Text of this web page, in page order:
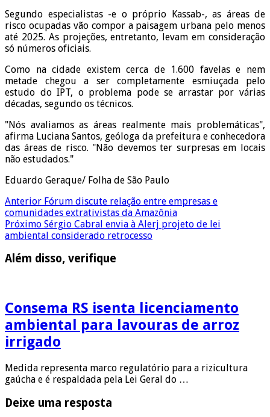
Segundo especialistas -e o próprio Kassab-, as áreas de
risco ocupadas vão compor a paisagem urbana pelo menos
até 2025. As projeções, entretanto, levam em consideração
só números oficiais.
Como na cidade existem cerca de 1.600 favelas e nem
metade chegou a ser completamente esmiuçada pelo
estudo do IPT, o problema pode se arrastar por várias
décadas, segundo os técnicos.
"Nós avaliamos as áreas realmente mais problemáticas",
afirma Luciana Santos, geóloga da prefeitura e conhecedora
das áreas de risco. "Não devemos ter surpresas em locais
não estudados."
Eduardo Geraque/ Folha de São Paulo
Anterior Fórum discute relação entre empresas e
comunidades extrativistas da Amazônia
Próximo Sérgio Cabral envia à Alerj projeto de lei
ambiental considerado retrocesso
Além disso, verifique
Consema RS isenta licenciamento
ambiental para lavouras de arroz
irrigado
Medida representa marco regulatório para a rizicultura
gaúcha e é respaldada pela Lei Geral do …
Deixe uma resposta